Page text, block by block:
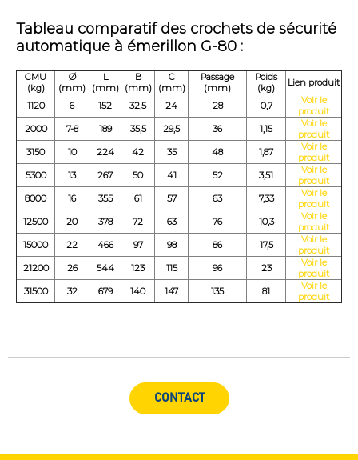
Tableau comparatif des crochets de sécurité
automatique à émerillon G-80 :
CMU
(kg)
Ø
(mm)
L
(mm)
B
(mm)
C
(mm)
Passage
(mm)
Poids
(kg)
Lien produit
1120 6 152 32,5 24 28 0,7
Voir le
produit
2000
7-8 189 35,5 29,5 36 1,15
Voir le
produit
3150
10 224 42 35 48 1,87
Voir le
produit
5300
13 267 50 41 52 3,51
Voir le
produit
8000
16 355 61 57 63 7,33
Voir le
produit
12500
20 378 72 63 76 10,3
Voir le
produit
15000
22 466 97 98 86 17,5
Voir le
produit
21200
26 544 123 115 96 23
Voir le
produit
31500
32 679 140 147 135 81
Voir le
produit
CONTACT